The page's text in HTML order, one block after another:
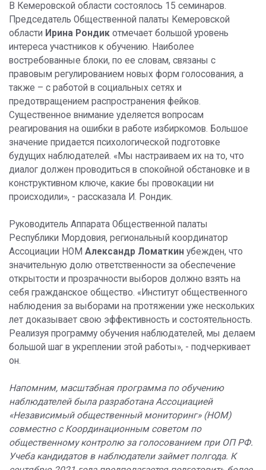
В Кемеровской области состоялось 15 семинаров.
Председатель Общественной палаты Кемеровской
области Ирина Рондик отмечает большой уровень
интереса участников к обучению. Наиболее
востребованные блоки, по ее словам, связаны с
правовым регулированием новых форм голосования, а
также – с работой в социальных сетях и
предотвращением распространения фейков.
Существенное внимание уделяется вопросам
реагирования на ошибки в работе избиркомов. Большое
значение придается психологической подготовке
будущих наблюдателей. «Мы настраиваем их на то, что
диалог должен проводиться в спокойной обстановке и в
конструктивном ключе, какие бы провокации ни
происходили», - рассказала И. Рондик.
Руководитель Аппарата Общественной палаты
Республики Мордовия, региональный координатор
Ассоциации НОМ Александр Ломаткин убежден, что
значительную долю ответственности за обеспечение
открытости и прозрачности выборов должно взять на
себя гражданское общество. «Институт общественного
наблюдения за выборами на протяжении уже нескольких
лет доказывает свою эффективность и состоятельность.
Реализуя программу обучения наблюдателей, мы делаем
большой шаг в укреплении этой работы», - подчеркивает
он.
Напомним, масштабная программа по обучению
наблюдателей была разработана Ассоциацией
«Независимый общественный мониторинг» (НОМ)
совместно с Координационным советом по
общественному контролю за голосованием при ОП РФ.
Учеба кандидатов в наблюдатели займет полгода. К